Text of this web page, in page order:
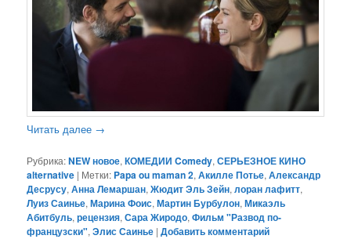
Читать далее →
Рубрика:NEW новое,КОМЕДИИ Comedy,СЕРЬЕЗНОЕ КИНО
alternative | Метки: Papa ou maman 2,Акилле Потье,Александр
Десрусу,Анна Лемаршан,Жюдит Эль Зейн,лоран лафитт,
Луиз Саинье,Марина Фоис,Мартин Бурбулон,Микаэль
Абитбуль,рецензия,Сара Жиродо,Фильм "Развод по-
французски",Элис Саинье |Добавить комментарий